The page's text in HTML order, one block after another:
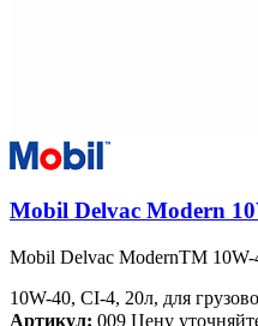
Mobil Delvac Modern
Mobil Delvac ModernTM 10W-
10W-40, CI-4, 20л, для
Артикул: 009 Цену